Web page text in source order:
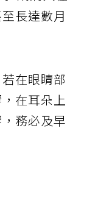
長達數月
在眼睛部
在耳朵上
務必及早